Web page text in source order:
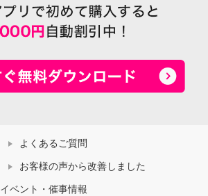
よくあるご質問
お客様の声から改善しました
イベント・催事情報